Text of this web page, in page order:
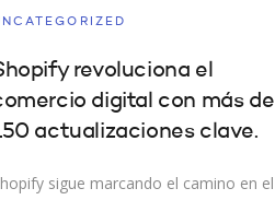
revoluciona el
digital con más de
actualizaciones clave.
sigue marcando el camino en el